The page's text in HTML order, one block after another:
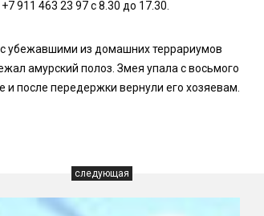
911 463 23 97 с 8.30 до 17.30.
убежавшими из домашних террариумов
амурский полоз. Змея упала с восьмого
после передержки вернули его хозяевам.
следующая